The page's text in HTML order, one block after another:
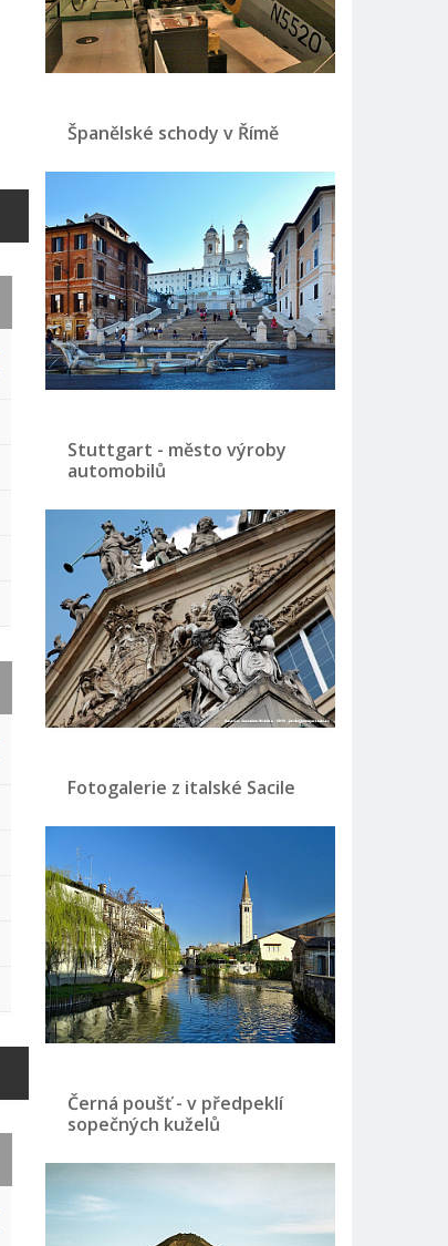
Španělské schody v Římě
Stuttgart - město výroby
automobilů
Fotogalerie z italské Sacile
Černá poušť - v předpeklí
sopečných kuželů